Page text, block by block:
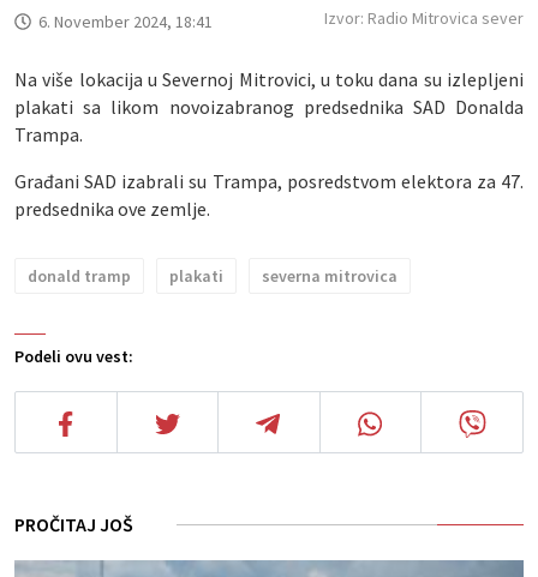
Podeli ovu vest:
6. November 2024, 18:41 Izvor: Radio Mitrovica sever
Na više lokacija u Severnoj Mitrovici, u toku dana su izlepljeni
plakati sa likom novoizabranog predsednika SAD Donalda
Trampa.
Građani SAD izabrali su Trampa, posredstvom elektora za 47.
predsednika ove zemlje.
donald tramp plakati severna mitrovica
PROČITAJ JOŠ